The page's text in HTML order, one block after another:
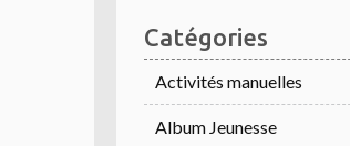
Catégories
Activités manuelles
Album Jeunesse